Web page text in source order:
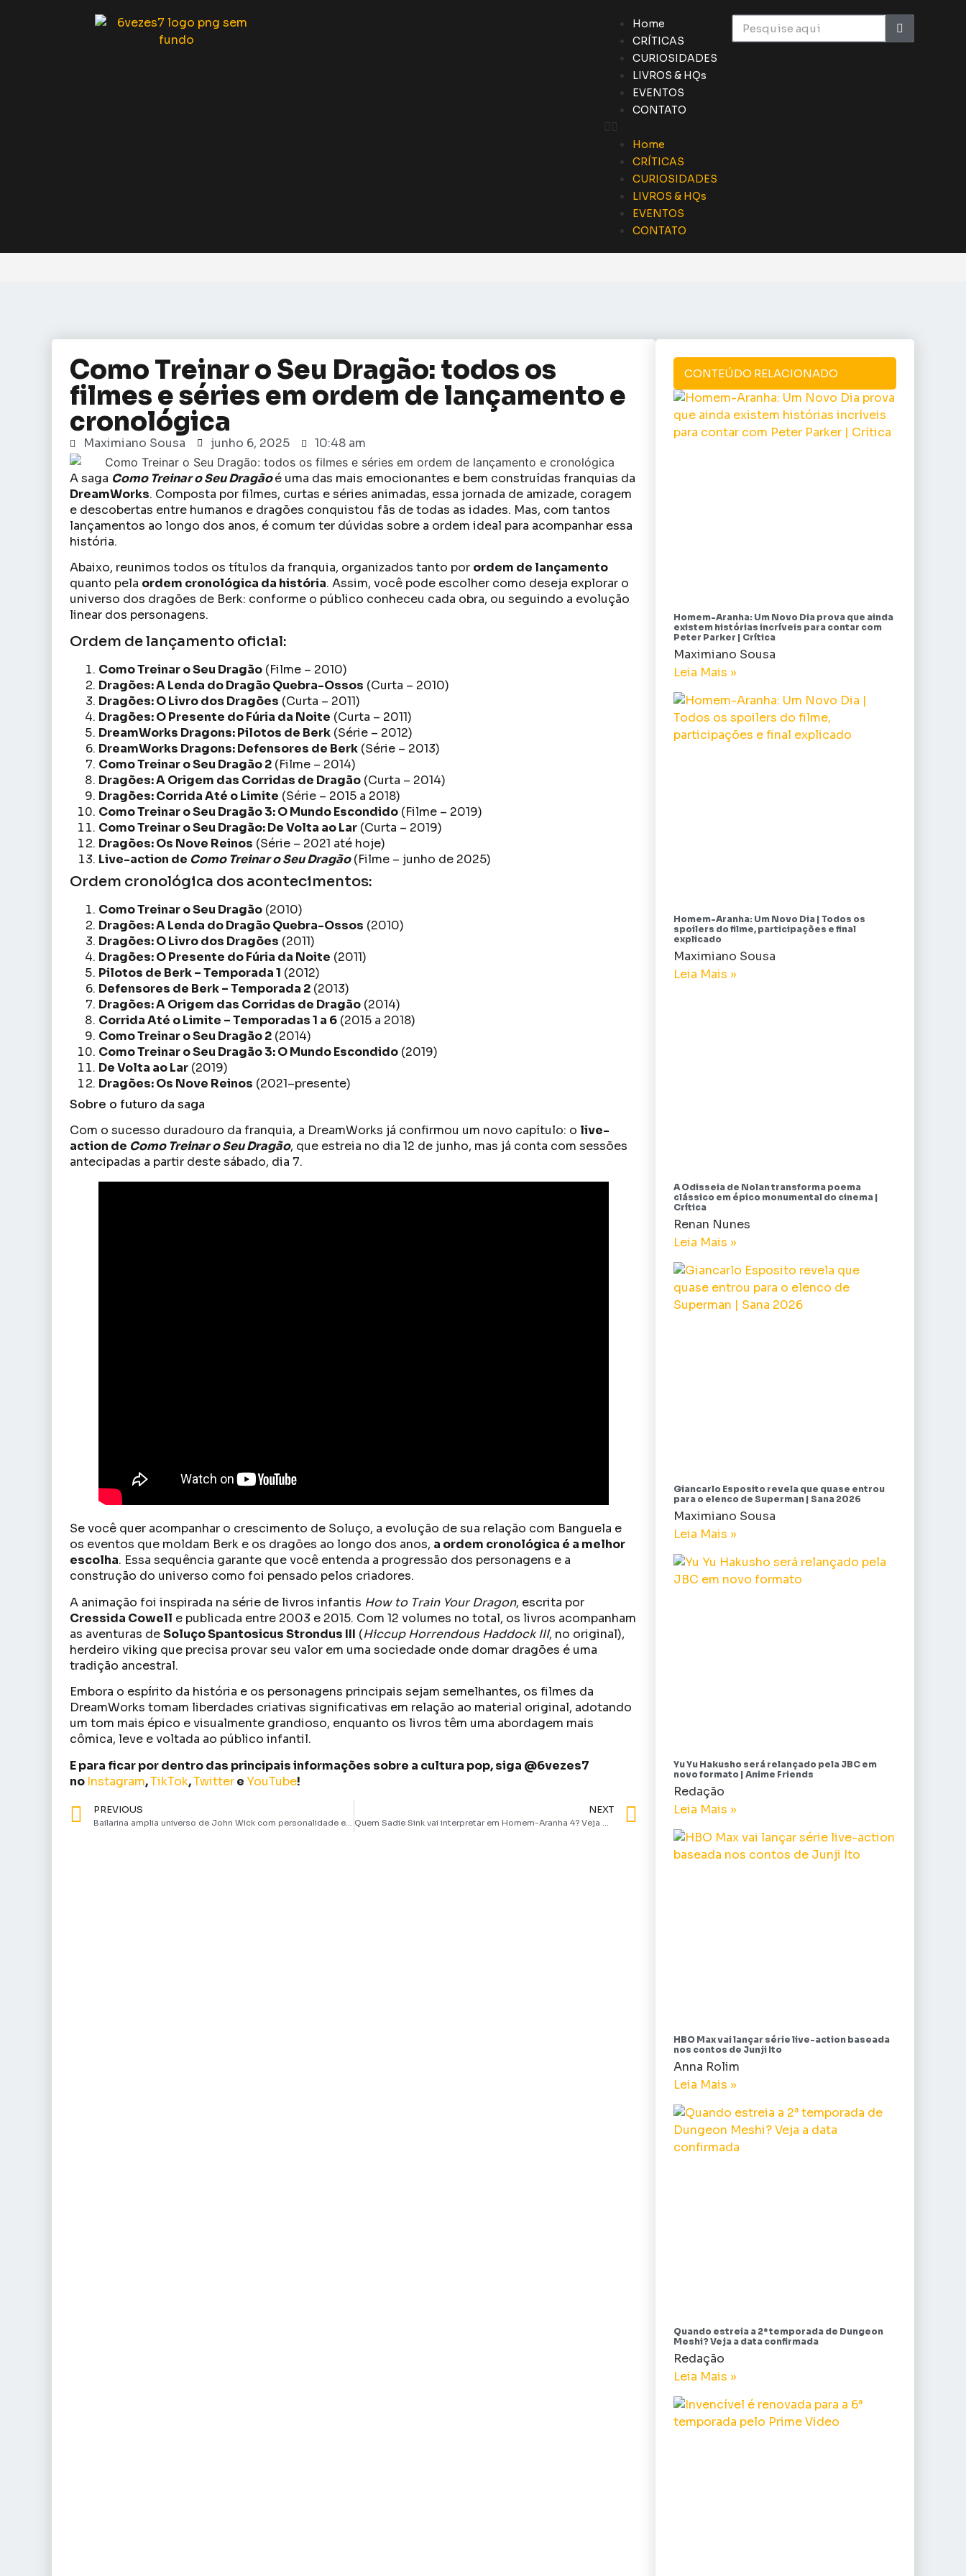
Home
CRÍTICAS
CURIOSIDADES
LIVROS & HQs
EVENTOS
CONTATO
Home
CRÍTICAS
CURIOSIDADES
LIVROS & HQs
EVENTOS
CONTATO
Como Treinar o Seu Dragão: todos os
filmes e séries em ordem de lançamento e
cronológica
Maximiano Sousa junho 6, 2025 10:48 am
A saga Como Treinar o Seu Dragãoé uma das mais emocionantes e bem construídas franquias da
DreamWorks. Composta por filmes, curtas e séries animadas, essa jornada de amizade, coragem
e descobertas entre humanos e dragões conquistou fãs de todas as idades. Mas, com tantos
lançamentos ao longo dos anos, é comum ter dúvidas sobre a ordem ideal para acompanhar essa
história.
Abaixo, reunimos todos os títulos da franquia, organizados tanto por ordem de lançamento
quanto pela ordem cronológica da história. Assim, você pode escolher como deseja explorar o
universo dos dragões de Berk: conforme o público conheceu cada obra, ou seguindo a evolução
linear dos personagens.
Ordem de lançamento oficial:
Como Treinar o Seu Dragão (Filme – 2010)
Dragões: A Lenda do Dragão Quebra-Ossos (Curta – 2010)
Dragões: O Livro dos Dragões (Curta – 2011)
Dragões: O Presente do Fúria da Noite (Curta – 2011)
DreamWorks Dragons: Pilotos de Berk (Série – 2012)
DreamWorks Dragons: Defensores de Berk (Série – 2013)
Como Treinar o Seu Dragão 2 (Filme – 2014)
Dragões: A Origem das Corridas de Dragão (Curta – 2014)
Dragões: Corrida Até o Limite (Série – 2015 a 2018)
Como Treinar o Seu Dragão 3: O Mundo Escondido (Filme – 2019)
Como Treinar o Seu Dragão: De Volta ao Lar (Curta – 2019)
Dragões: Os Nove Reinos (Série – 2021 até hoje)
Live-action de Como Treinar o Seu Dragão(Filme – junho de 2025)
Ordem cronológica dos acontecimentos:
Como Treinar o Seu Dragão (2010)
Dragões: A Lenda do Dragão Quebra-Ossos (2010)
Dragões: O Livro dos Dragões (2011)
Dragões: O Presente do Fúria da Noite (2011)
Pilotos de Berk – Temporada 1 (2012)
Defensores de Berk – Temporada 2 (2013)
Dragões: A Origem das Corridas de Dragão (2014)
Corrida Até o Limite – Temporadas 1 a 6 (2015 a 2018)
Como Treinar o Seu Dragão 2 (2014)
Como Treinar o Seu Dragão 3: O Mundo Escondido (2019)
De Volta ao Lar (2019)
Dragões: Os Nove Reinos (2021–presente)
Sobre o futuro da saga
Com o sucesso duradouro da franquia, a DreamWorks já confirmou um novo capítulo: o live-
action de Como Treinar o Seu Dragão, que estreia no dia 12 de junho, mas já conta com sessões
antecipadas a partir deste sábado, dia 7.
Se você quer acompanhar o crescimento de Soluço, a evolução de sua relação com Banguela e
os eventos que moldam Berk e os dragões ao longo dos anos, a ordem cronológica é a melhor
escolha. Essa sequência garante que você entenda a progressão dos personagens e a
construção do universo como foi pensado pelos criadores.
A animação foi inspirada na série de livros infantis How to Train Your Dragon, escrita por
Cressida Cowell e publicada entre 2003 e 2015. Com 12 volumes no total, os livros acompanham
as aventuras deSoluço Spantosicus Strondus III (Hiccup Horrendous Haddock III, no original),
herdeiro viking que precisa provar seu valor em uma sociedade onde domar dragões é uma
tradição ancestral.
Embora o espírito da história e os personagens principais sejam semelhantes, os filmes da
DreamWorks tomam liberdades criativas significativas em relação ao material original, adotando
um tom mais épico e visualmente grandioso, enquanto os livros têm uma abordagem mais
cômica, leve e voltada ao público infantil.
E para ficar por dentro das principais informações sobre a cultura pop, siga @6vezes7
no Instagram,TikTok,Twittere YouTube!
PREVIOUS
Bailarina amplia universo de John Wick com personalidade e muito tiroteio | Crítica
NEXT
Quem Sadie Sink vai interpretar em Homem-Aranha 4? Veja os rumores
CONTEÚDO RELACIONADO
Homem-Aranha: Um Novo Dia prova que ainda
existem histórias incríveis para contar com
Peter Parker | Crítica
Maximiano Sousa
Leia Mais »
Homem-Aranha: Um Novo Dia | Todos os
spoilers do filme, participações e final
explicado
Maximiano Sousa
Leia Mais »
A Odisseia de Nolan transforma poema
clássico em épico monumental do cinema |
Crítica
Renan Nunes
Leia Mais »
Giancarlo Esposito revela que quase entrou
para o elenco de Superman | Sana 2026
Maximiano Sousa
Leia Mais »
Yu Yu Hakusho será relançado pela JBC em
novo formato | Anime Friends
Redação
Leia Mais »
HBO Max vai lançar série live-action baseada
nos contos de Junji Ito
Anna Rolim
Leia Mais »
Quando estreia a 2ª temporada de Dungeon
Meshi? Veja a data confirmada
Redação
Leia Mais »